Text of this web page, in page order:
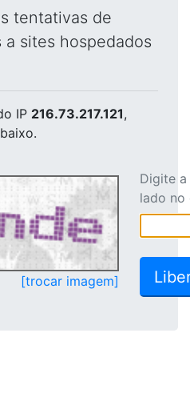
tentativas de
a sites hospedados
IP 216.73.217.121,
[trocar imagem]
Digite
lado no